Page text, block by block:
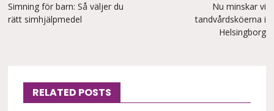
Simning för barn: Så väljer du
rätt simhjälpmedel
Nu minskar vi
tandvårdsköerna i
Helsingborg
RELATED POSTS